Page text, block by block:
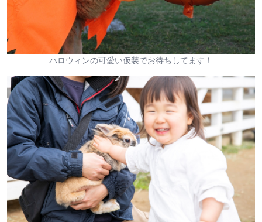
ハロウィンの可愛い仮装でお待ちしてます！